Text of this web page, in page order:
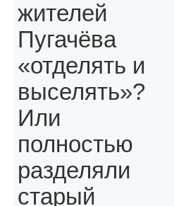
жителей
Пугачёва
«отделять и
выселять»?
Или
полностью
разделяли
старый